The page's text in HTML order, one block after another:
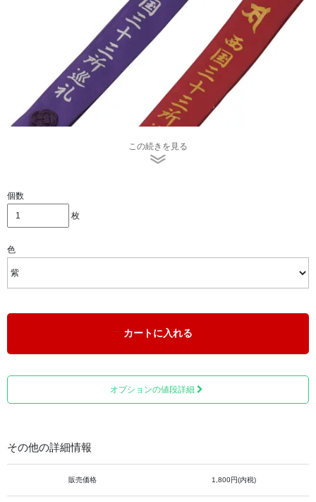
紫、エンジの2種類からお選びください。
この続きを見る
個数
枚
色
カートに入れる
オプションの値段詳細
その他の詳細情報
販売価格 1,800円(内税)